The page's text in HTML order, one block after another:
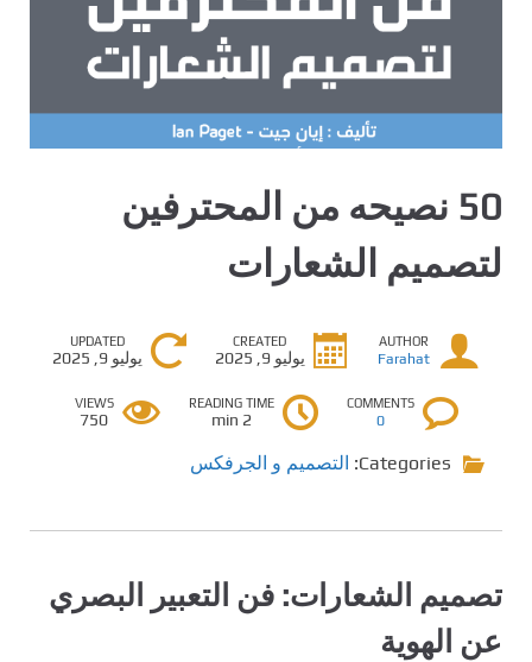
50 نصيحه من المحترفين
لتصميم الشعارات
AUTHOR
Farahat
CREATED
يوليو 9, 2025
UPDATED
يوليو 9, 2025
COMMENTS
0
READING TIME
2 min
VIEWS
750
Categories: التصميم و الجرفكس
تصميم الشعارات: فن التعبير البصري
عن الهوية